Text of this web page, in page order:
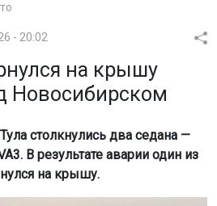
- 20:02
на крышу
Новосибирском
столкнулись два седана —
В результате аварии один из
на крышу.